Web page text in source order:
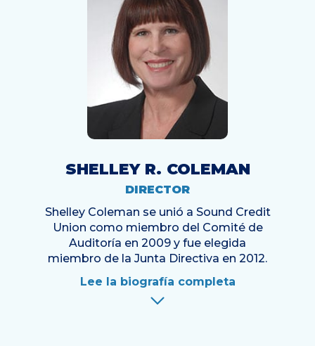
SHELLEY R. COLEMAN
DIRECTOR
Shelley Coleman se unió a Sound Credit
Union como miembro del Comité de
Auditoría en 2009 y fue elegida
miembro de la Junta Directiva en 2012.
Lee la biografía completa